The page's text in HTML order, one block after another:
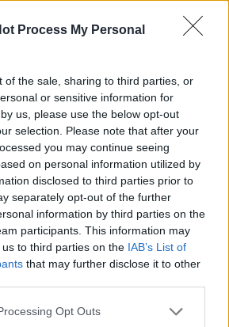
Process My Personal
of the sale, sharing to third parties, or
or sensitive information for
us, please use the below opt-out
selection. Please note that after your
you may continue seeing
on personal information utilized by
disclosed to third parties prior to
separately opt-out of the further
information by third parties on the
participants. This information may
to third parties on the IAB’s List of
that may further disclose it to other
Opt Outs
ΔΙΑΦΗΜΙΣΗ